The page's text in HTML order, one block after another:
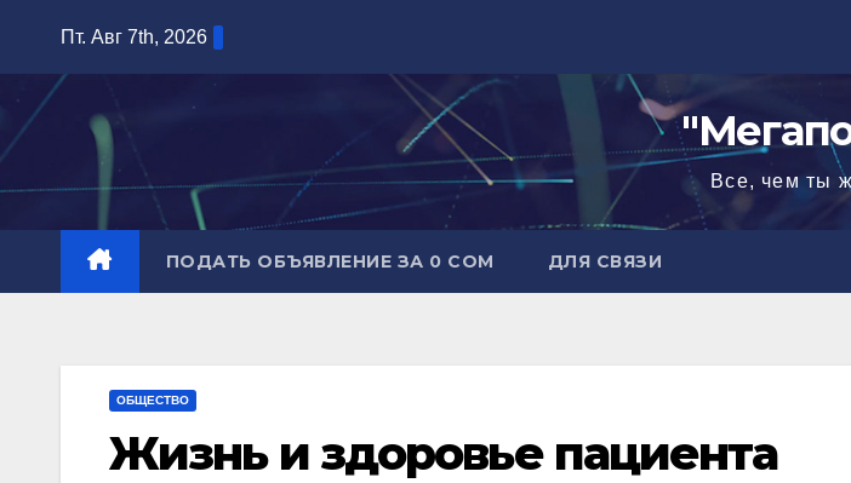
содержимому
Пт. Авг 7th, 2026
Все, чем ты
ПОДАТЬ ОБЪЯВЛЕНИЕ ЗА 0 СОМ ДЛЯ СВЯЗИ
ОБЩЕСТВО
Жизнь и здоровье пациента